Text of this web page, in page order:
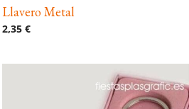
Llavero Metal
2,35 €